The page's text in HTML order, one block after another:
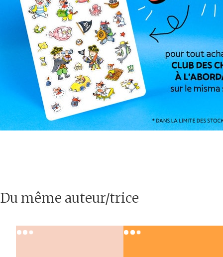
Du même auteur/trice